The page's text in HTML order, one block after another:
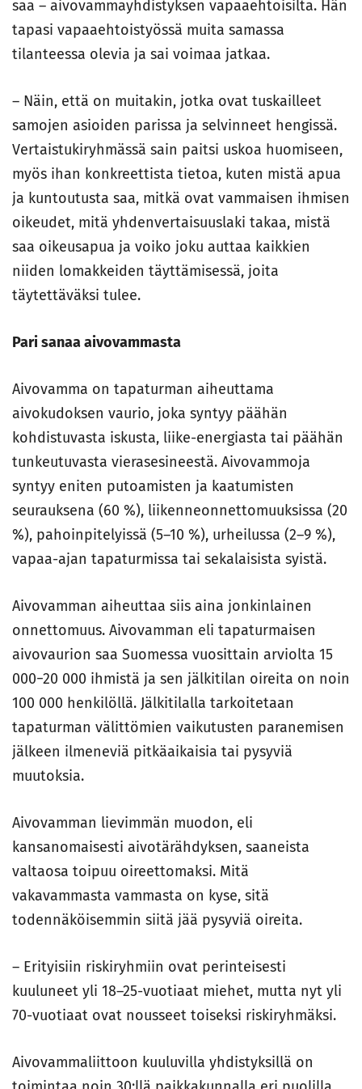
saa – aivovammayhdistyksen vapaaehtoisilta. Hän
tapasi vapaaehtoistyössä muita samassa
tilanteessa olevia ja sai voimaa jatkaa.
– Näin, että on muitakin, jotka ovat tuskailleet
samojen asioiden parissa ja selvinneet hengissä.
Vertaistukiryhmässä sain paitsi uskoa huomiseen,
myös ihan konkreettista tietoa, kuten mistä apua
ja kuntoutusta saa, mitkä ovat vammaisen ihmisen
oikeudet, mitä yhdenvertaisuuslaki takaa, mistä
saa oikeusapua ja voiko joku auttaa kaikkien
niiden lomakkeiden täyttämisessä, joita
täytettäväksi tulee.
Pari sanaa aivovammasta
Aivovamma on tapaturman aiheuttama
aivokudoksen vaurio, joka syntyy päähän
kohdistuvasta iskusta, liike-energiasta tai päähän
tunkeutuvasta vierasesineestä. Aivovammoja
syntyy eniten putoamisten ja kaatumisten
seurauksena (60 %), liikenneonnettomuuksissa (20
%), pahoinpitelyissä (5–10 %), urheilussa (2–9 %),
vapaa-ajan tapaturmissa tai sekalaisista syistä.
Aivovamman aiheuttaa siis aina jonkinlainen
onnettomuus. Aivovamman eli tapaturmaisen
aivovaurion saa Suomessa vuosittain arviolta 15
000−20 000 ihmistä ja sen jälkitilan oireita on noin
100 000 henkilöllä. Jälkitilalla tarkoitetaan
tapaturman välittömien vaikutusten paranemisen
jälkeen ilmeneviä pitkäaikaisia tai pysyviä
muutoksia.
Aivovamman lievimmän muodon, eli
kansanomaisesti aivotärähdyksen, saaneista
valtaosa toipuu oireettomaksi. Mitä
vakavammasta vammasta on kyse, sitä
todennäköisemmin siitä jää pysyviä oireita.
– Erityisiin riskiryhmiin ovat perinteisesti
kuuluneet yli 18–25-vuotiaat miehet, mutta nyt yli
70-vuotiaat ovat nousseet toiseksi riskiryhmäksi.
Aivovammaliittoon kuuluvilla yhdistyksillä on